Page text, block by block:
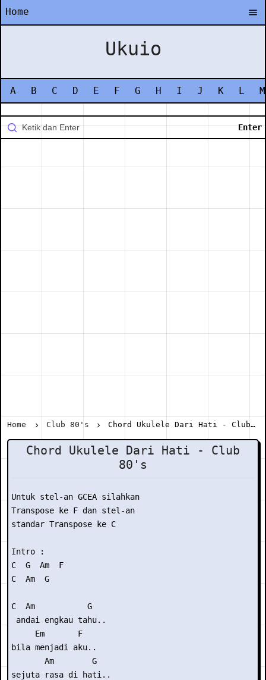
Home
Ukuio
A B C D E F G H I J K L M
Home Club 80's Chord Ukulele Dari Hati - Club 80's
Chord Ukulele Dari Hati - Club
80's
Untuk stel-an GCEA silahkan
Transpose ke F dan stel-an
standar Transpose ke C
Intro :
C  G  Am  F
C  Am  G
C  Am           G
andai engkau tahu..
     Em       F
bila menjadi aku..
       Am        G
sejuta rasa di hati..